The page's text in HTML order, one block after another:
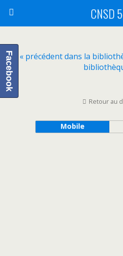
CNSD
« précédent dans la
Facebook
Retour au
Mobile